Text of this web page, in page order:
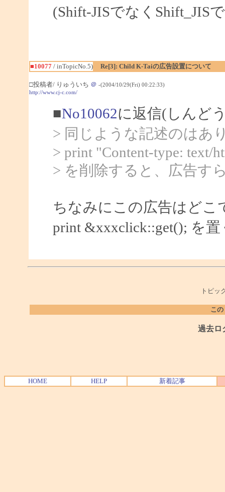
(Shift-JISでなくShift_JIS
■10077/ inTopicNo.5) Re[3]: Child K-Taiの広告設置について
□投稿者/ りゅういち ＠ -(2004/10/29(Fri) 00:22:33)
http://www.cj-c.com/
■No10062に返信(しんど
> 同じような記述のはあ
> print "Content-type: text/
> を削除すると、広告す
ちなみにこの広告はどこ
print &xxxclick::get(); を
トピッ
こ
過去ロ
HOME HELP 新着記事